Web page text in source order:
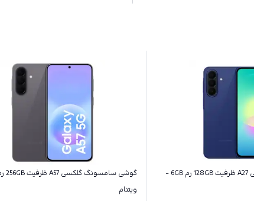
گوشی سامسونگ گلکسی A27 ظرفیت 128GB رم 6GB -
ویتنام